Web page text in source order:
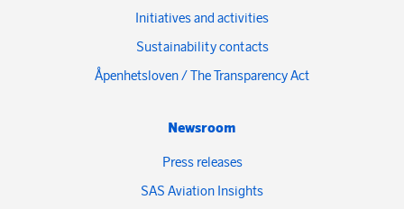
Initiatives and activities
Sustainability contacts
Åpenhetsloven / The Transparency Act
Newsroom
Press releases
SAS Aviation Insights